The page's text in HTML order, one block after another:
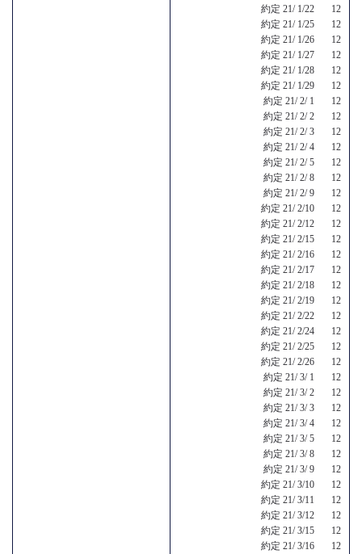
約定 21/ 1/22 12
約定 21/ 1/25 12
約定 21/ 1/26 12
約定 21/ 1/27 12
約定 21/ 1/28 12
約定 21/ 1/29 12
約定 21/ 2/ 1 12
約定 21/ 2/ 2 12
約定 21/ 2/ 3 12
約定 21/ 2/ 4 12
約定 21/ 2/ 5 12
約定 21/ 2/ 8 12
約定 21/ 2/ 9 12
約定 21/ 2/10 12
約定 21/ 2/12 12
約定 21/ 2/15 12
約定 21/ 2/16 12
約定 21/ 2/17 12
約定 21/ 2/18 12
約定 21/ 2/19 12
約定 21/ 2/22 12
約定 21/ 2/24 12
約定 21/ 2/25 12
約定 21/ 2/26 12
約定 21/ 3/ 1 12
約定 21/ 3/ 2 12
約定 21/ 3/ 3 12
約定 21/ 3/ 4 12
約定 21/ 3/ 5 12
約定 21/ 3/ 8 12
約定 21/ 3/ 9 12
約定 21/ 3/10 12
約定 21/ 3/11 12
約定 21/ 3/12 12
約定 21/ 3/15 12
約定 21/ 3/16 12